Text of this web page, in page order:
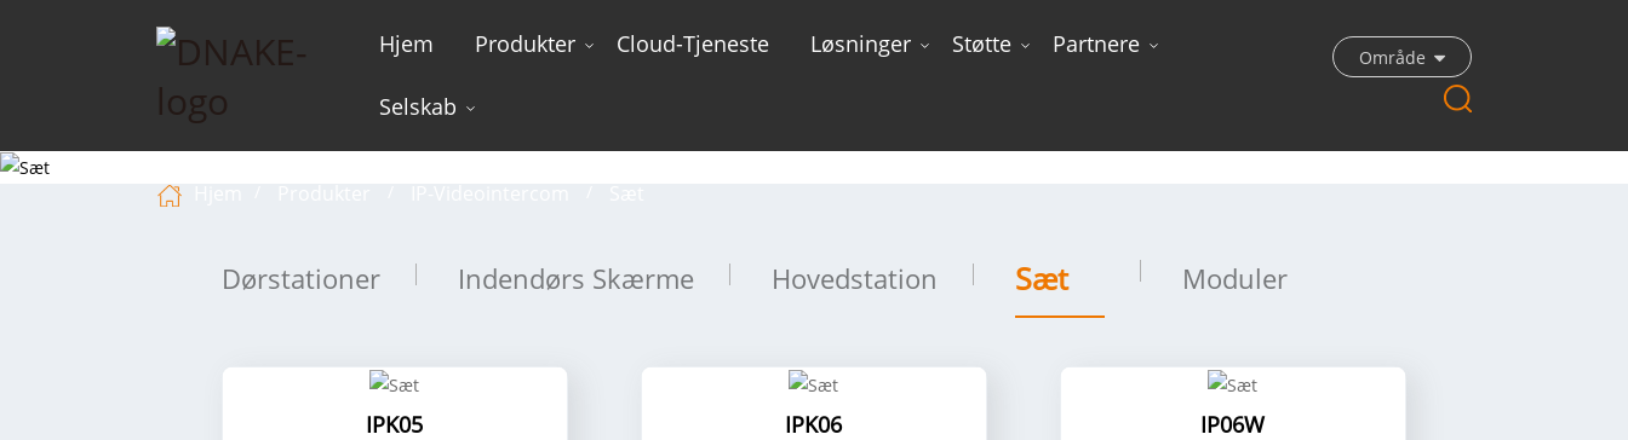
Hjem Produkter Cloud-Tjeneste Løsninger Støtte Partnere
Selskab
Område
Sæt
Dørstationer Indendørs Skærme Hovedstation Sæt Moduler
IPK05 IPK06 IP06W